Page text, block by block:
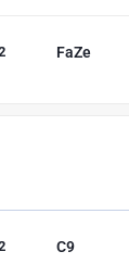
FaZe
C9